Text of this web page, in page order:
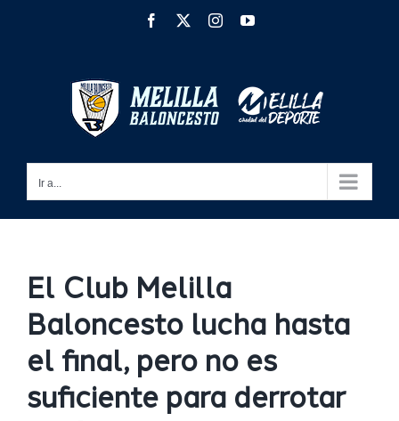
Facebook InstagramYouTube
Ir a...
El Club Melilla
Baloncesto lucha hasta
el final, pero no es
suficiente para derrotar